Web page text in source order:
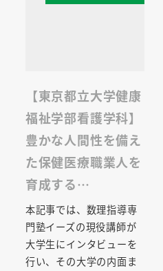
【東京都立大学健康
福祉学部看護学科】
豊かな人間性を備え
た保健医療職業人を
育成する…
本記事では、数理指導専
門塾イーズの現役講師が
大学生にインタビューを
行い、その大学の内面ま